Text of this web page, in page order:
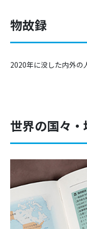
物故録
2020年に没した内外の
世界の国々